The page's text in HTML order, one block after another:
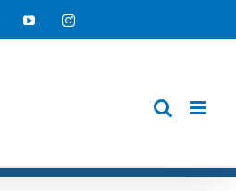
FacebookYouTubeInstagram